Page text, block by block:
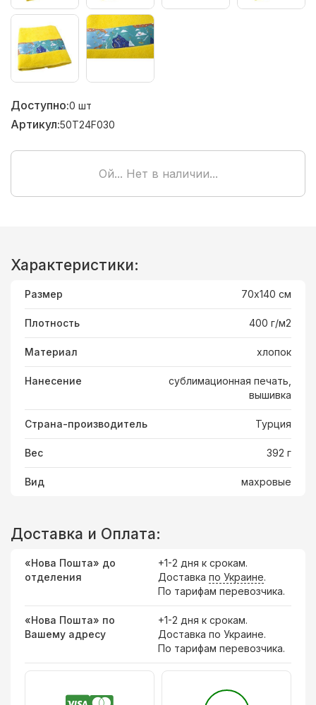
Доступно:0 шт
Артикул:50T24F030
Ой... Нет в наличии...
Характеристики:
Размер 70х140 см
Плотность 400 г/м2
Материал хлопок
Нанесение
сублимационная печать,
вышивка
Страна-производитель Турция
Вес 392 г
Вид махровые
Доставка и Оплата:
«Нова Пошта» до
отделения
+1-2 дня к срокам.
Доставка по Украине.
По тарифам перевозчика.
«Нова Пошта» по
Вашему адресу
+1-2 дня к срокам.
Доставка по Украине.
По тарифам перевозчика.